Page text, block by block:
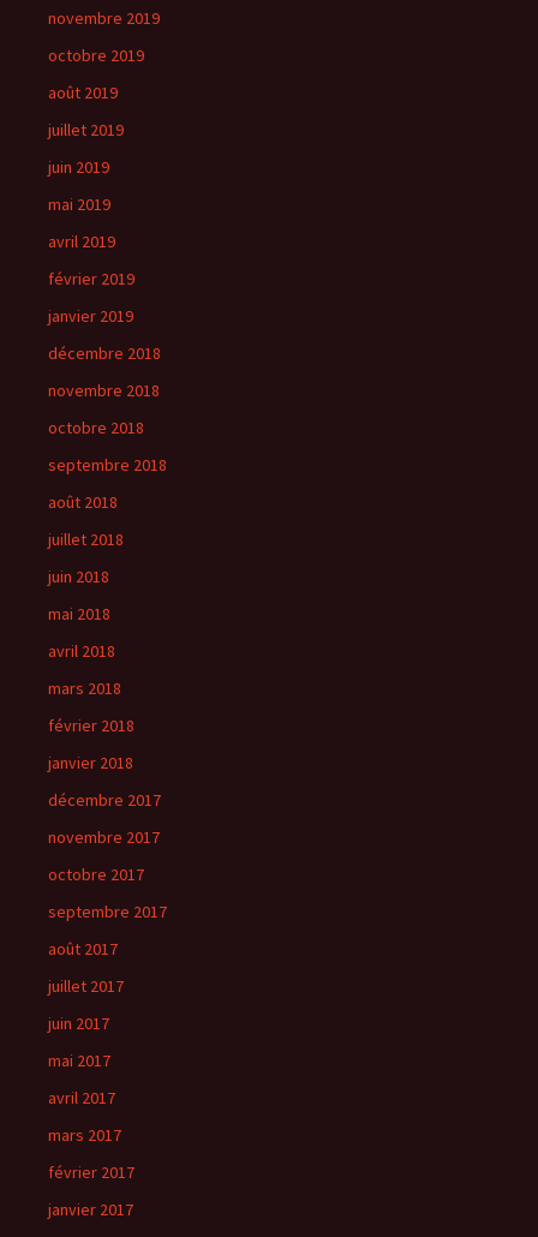
novembre 2019
octobre 2019
août 2019
juillet 2019
juin 2019
mai 2019
avril 2019
février 2019
janvier 2019
décembre 2018
novembre 2018
octobre 2018
septembre 2018
août 2018
juillet 2018
juin 2018
mai 2018
avril 2018
mars 2018
février 2018
janvier 2018
décembre 2017
novembre 2017
octobre 2017
septembre 2017
août 2017
juillet 2017
juin 2017
mai 2017
avril 2017
mars 2017
février 2017
janvier 2017